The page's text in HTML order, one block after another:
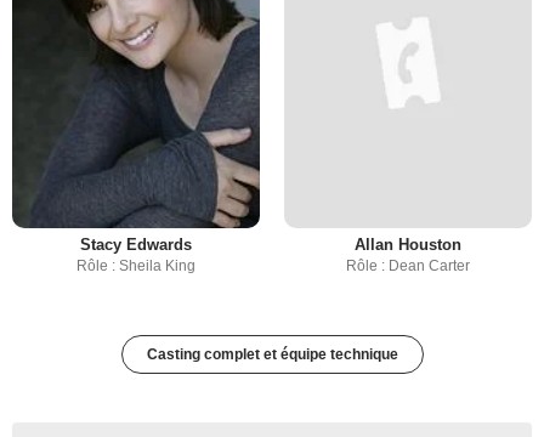
Stacy Edwards
Rôle : Sheila King
Allan Houston
Rôle : Dean Carter
Casting complet et équipe technique